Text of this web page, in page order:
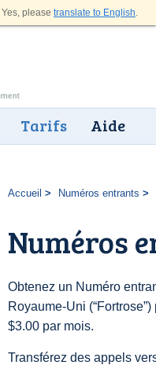
Yes, please translate to English.
Tarifs Aide
Accueil Numéros entrants
Numéros
Obtenez un Numéro
Royaume-Uni
$3.00 par mois.
Transférez des appels